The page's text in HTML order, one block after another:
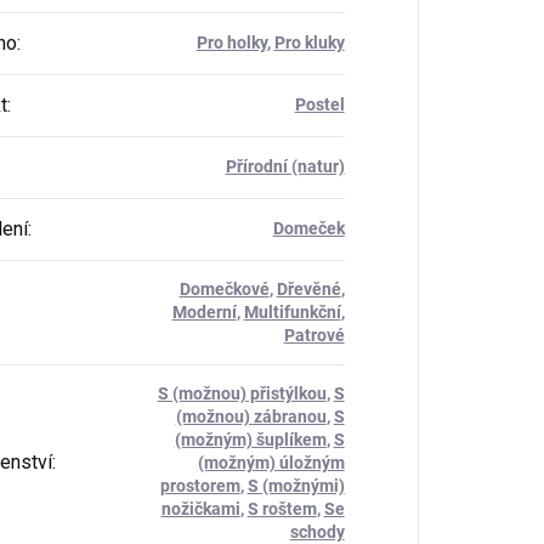
: Pro holky, Pro kluky
: Postel
Přírodní (natur)
: Domeček
Domečkové, Dřevěné,
Moderní, Multifunkční,
Patrové
:
S (možnou) přistýlkou,S
(možnou) zábranou,S
(možným) šuplíkem,S
(možným) úložným
prostorem,S (možnými)
nožičkami,S roštem,Se
schody